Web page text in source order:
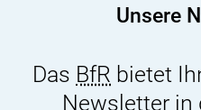
Unsere
Das BfR bietet
Newsletter in